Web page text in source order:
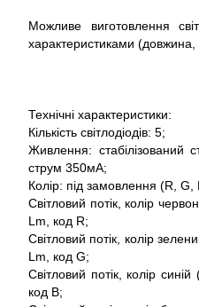
Можливе виготовлення
характеристиками (довжина,
Технічні характеристики:
Кількість світлодіодів: 5;
Живлення:
струм 350мА;
Колір: під замовлення (R,
Світловий потік, колір
Lm, код R;
Світловий потік, колір
Lm, код G;
Світловий потік, колір
код B;